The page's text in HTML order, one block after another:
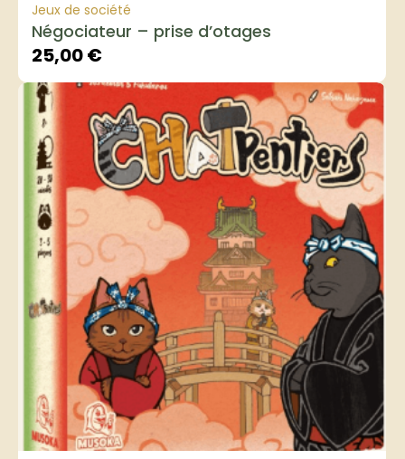
Jeux de société
Négociateur – prise d’otages
25,00€